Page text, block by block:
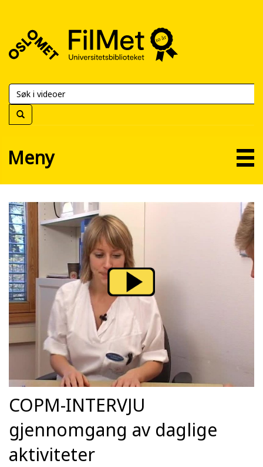
FilMet
Universitetsbiblioteket
Meny
COPM-INTERVJU
gjennomgang av daglige
aktiviteter